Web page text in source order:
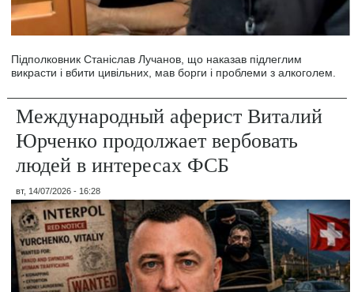
Підполковник Станіслав Лучанов, що наказав підлеглим
викрасти і вбити цивільних, мав борги і проблеми з алкоголем.
Международный аферист Виталий
Юрченко продолжает вербовать
людей в интересах ФСБ
вт, 14/07/2026 - 16:28